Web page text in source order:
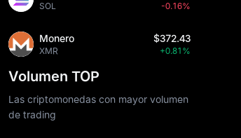
SOL -0.16%
Monero
XMR
$372.43
+0.81%
Volumen TOP
Las criptomonedas con mayor volumen
de trading